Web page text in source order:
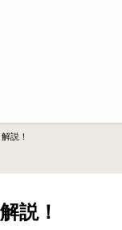
説！
説！